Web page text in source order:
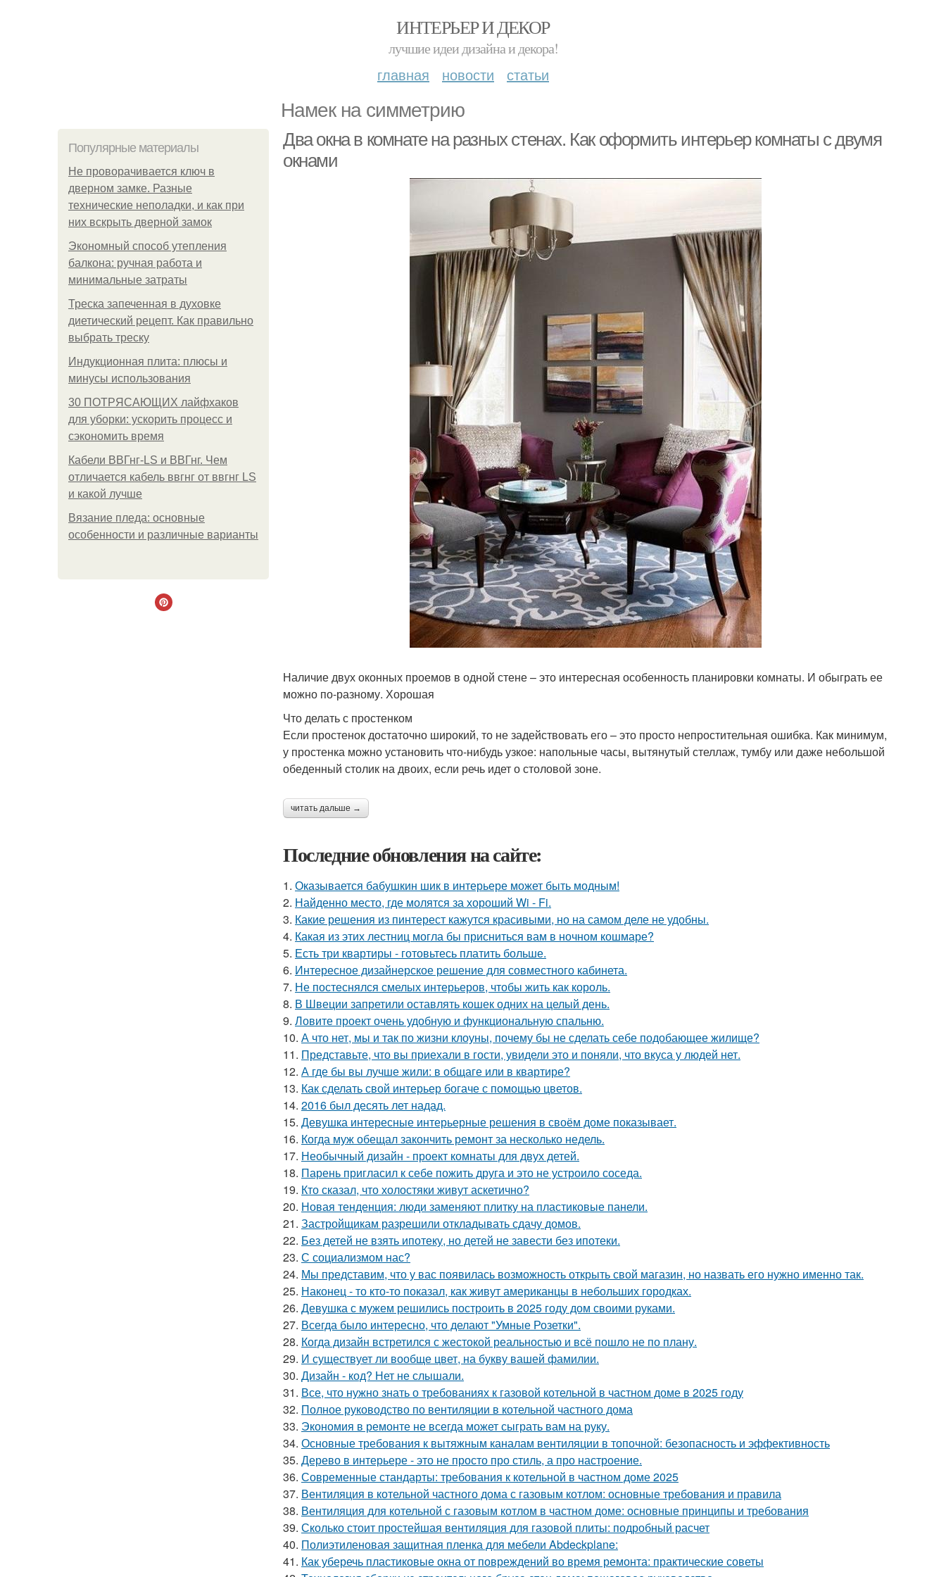
ИНТЕРЬЕР И ДЕКОР
лучшие идеи дизайна и декора!
главная новости статьи
Намек на симметрию
Популярные материалы
Не проворачивается ключ в
дверном замке. Разные
технические неполадки, и как при
них вскрыть дверной замок
Экономный способ утепления
балкона: ручная работа и
минимальные затраты
Треска запеченная в духовке
диетический рецепт. Как правильно
выбрать треску
Индукционная плита: плюсы и
минусы использования
30 ПОТРЯСАЮЩИХ лайфхаков
для уборки: ускорить процесс и
сэкономить время
Кабели ВВГнг-LS и ВВГнг. Чем
отличается кабель ввгнг от ввгнг LS
и какой лучше
Вязание пледа: основные
особенности и различные варианты
Два окна в комнате на разных стенах. Как оформить интерьер комнаты с двумя
окнами
Наличие двух оконных проемов в одной стене – это интересная особенность планировки комнаты. И обыграть ее
можно по-разному. Хорошая
Что делать с простенком
Если простенок достаточно широкий, то не задействовать его – это просто непростительная ошибка. Как минимум,
у простенка можно установить что-нибудь узкое: напольные часы, вытянутый стеллаж, тумбу или даже небольшой
обеденный столик на двоих, если речь идет о столовой зоне.
читать дальше →
Последние обновления на сайте:
1. Оказывается бабушкин шик в интерьере может быть модным!
2. Найденно место, где молятся за хороший Wi - Fi.
3. Какие решения из пинтерест кажутся красивыми, но на самом деле не удобны.
4. Какая из этих лестниц могла бы присниться вам в ночном кошмаре?
5. Есть три квартиры - готовьтесь платить больше.
6. Интересное дизайнерское решение для совместного кабинета.
7. Не постеснялся смелых интерьеров, чтобы жить как король.
8. В Швеции запретили оставлять кошек одних на целый день.
9. Ловите проект очень удобную и функциональную спальню.
10. А что нет, мы и так по жизни клоуны, почему бы не сделать себе подобающее жилище?
11. Представьте, что вы приехали в гости, увидели это и поняли, что вкуса у людей нет.
12. А где бы вы лучше жили: в общаге или в квартире?
13. Как сделать свой интерьер богаче с помощью цветов.
14. 2016 был десять лет надад.
15. Девушка интересные интерьерные решения в своём доме показывает.
16. Когда муж обещал закончить ремонт за несколько недель.
17. Необычный дизайн - проект комнаты для двух детей.
18. Парень пригласил к себе пожить друга и это не устроило соседа.
19. Кто сказал, что холостяки живут аскетично?
20. Новая тенденция: люди заменяют плитку на пластиковые панели.
21. Застройщикам разрешили откладывать сдачу домов.
22. Без детей не взять ипотеку, но детей не завести без ипотеки.
23. С социализмом нас?
24. Мы представим, что у вас появилась возможность открыть свой магазин, но назвать его нужно именно так.
25. Наконец - то кто-то показал, как живут американцы в небольших городках.
26. Девушка с мужем решились построить в 2025 году дом своими руками.
27. Всегда было интересно, что делают "Умные Розетки".
28. Когда дизайн встретился с жестокой реальностью и всё пошло не по плану.
29. И существует ли вообще цвет, на букву вашей фамилии.
30. Дизайн - код? Нет не слышали.
31. Все, что нужно знать о требованиях к газовой котельной в частном доме в 2025 году
32. Полное руководство по вентиляции в котельной частного дома
33. Экономия в ремонте не всегда может сыграть вам на руку.
34. Основные требования к вытяжным каналам вентиляции в топочной: безопасность и эффективность
35. Дерево в интерьере - это не просто про стиль, а про настроение.
36. Современные стандарты: требования к котельной в частном доме 2025
37. Вентиляция в котельной частного дома с газовым котлом: основные требования и правила
38. Вентиляция для котельной с газовым котлом в частном доме: основные принципы и требования
39. Сколько стоит простейшая вентиляция для газовой плиты: подробный расчет
40. Полиэтиленовая защитная пленка для мебели Abdeckplane:
41. Как уберечь пластиковые окна от повреждений во время ремонта: практические советы